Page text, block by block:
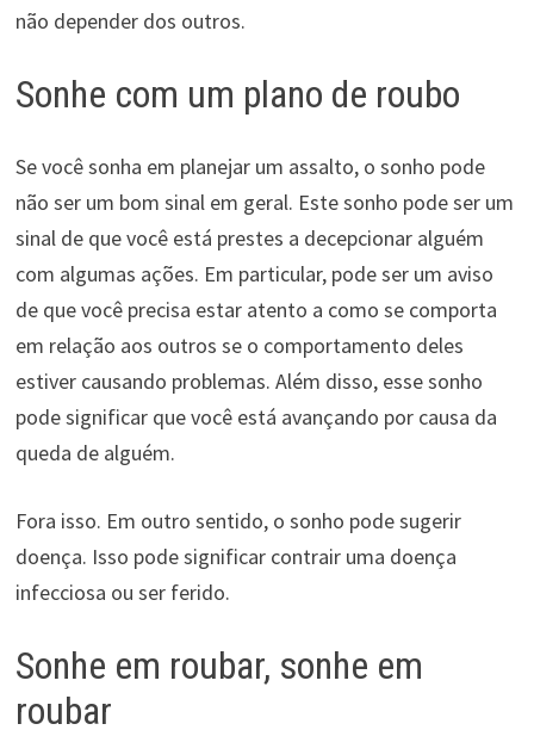
não depender dos outros.
Sonhe com um plano de roubo
Se você sonha em planejar um assalto, o sonho pode
não ser um bom sinal em geral. Este sonho pode ser um
sinal de que você está prestes a decepcionar alguém
com algumas ações. Em particular, pode ser um aviso
de que você precisa estar atento a como se comporta
em relação aos outros se o comportamento deles
estiver causando problemas. Além disso, esse sonho
pode significar que você está avançando por causa da
queda de alguém.
Fora isso. Em outro sentido, o sonho pode sugerir
doença. Isso pode significar contrair uma doença
infecciosa ou ser ferido.
Sonhe em roubar, sonhe em
roubar